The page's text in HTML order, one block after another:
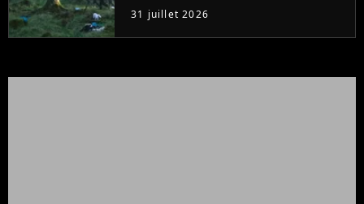
31 juillet 2026